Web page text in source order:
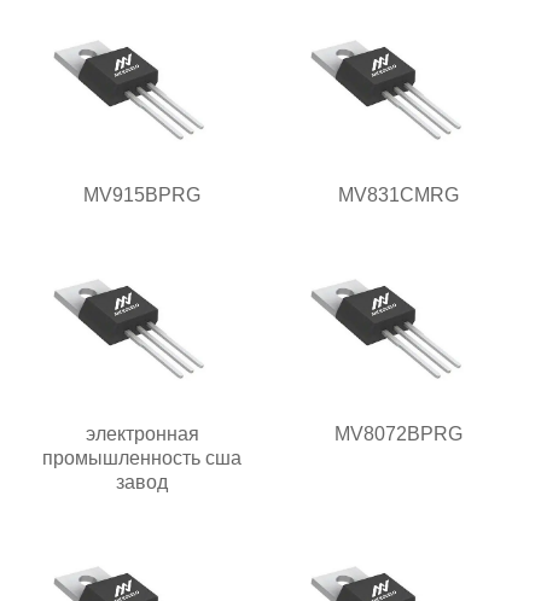
MV915BPRG MV831CMRG
электронная
промышленность сша
завод
MV8072BPRG